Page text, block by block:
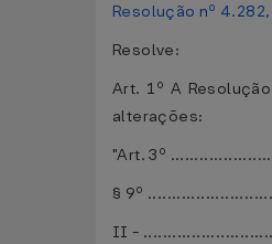
Resolução nº
Resolve:
Art. 1º A
alterações:
"Art. 3º
§ 9º
II -